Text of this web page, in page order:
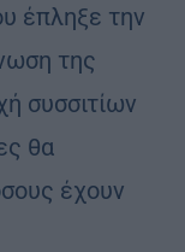
έπληξε την
της
συσσιτίων
θα
έχουν